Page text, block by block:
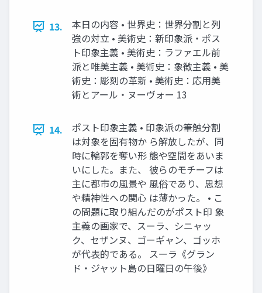
13.
本日の内容 • 世界史：世界分割と列
強の対立 • 美術史：新印象派・ポス
ト印象主義 • 美術史：ラファエル前
派と唯美主義 • 美術史：象徴主義 • 美
術史：彫刻の革新 • 美術史：応用美
術とアール・ヌーヴォー 13
14.
ポスト印象主義 • 印象派の筆触分割
は対象を固有物か ら解放したが、同
時に輪郭を奪い形 態や空間をあいま
いにした。また、 彼らのモチーフは
主に都市の風景や 風俗であり、思想
や精神性への関心 は薄かった。 • こ
の問題に取り組んだのがポスト印 象
主義の画家で、スーラ、シニャッ
ク、セザンヌ、ゴーギャン、ゴッホ
が代表的である。 スーラ《グラン
ド・ジャット島の日曜日の午後》